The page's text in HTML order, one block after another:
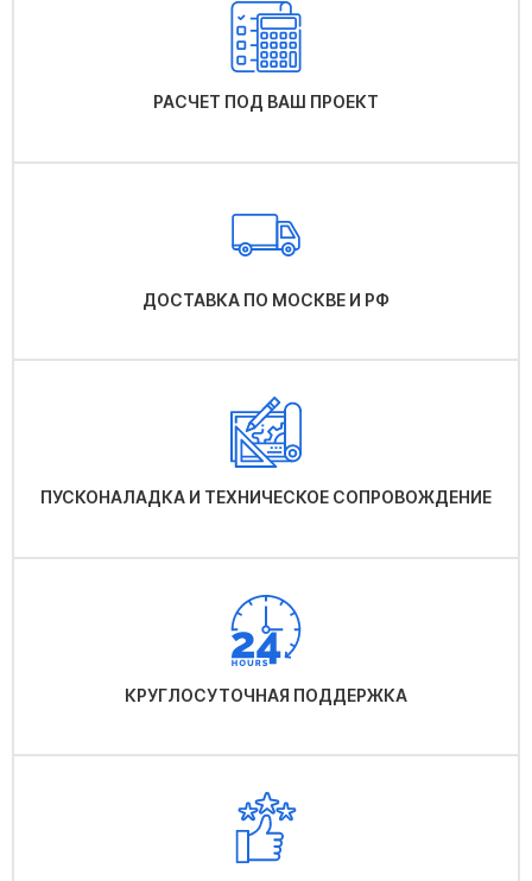
РАСЧЕТ ПОД ВАШ ПРОЕКТ
ДОСТАВКА ПО МОСКВЕ И РФ
ПУСКОНАЛАДКА И ТЕХНИЧЕСКОЕ СОПРОВОЖДЕНИЕ
КРУГЛОСУТОЧНАЯ ПОДДЕРЖКА